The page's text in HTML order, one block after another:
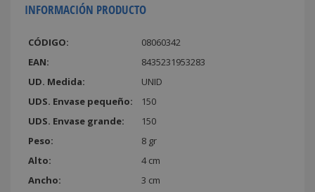
INFORMACIÓN PRODUCTO
CÓDIGO:
08060342
EAN:
8435231953283
UD. Medida:
UNID
UDS. Envase pequeño:
150
UDS. Envase grande:
150
Peso:
8 gr
Alto:
4 cm
Ancho:
3 cm